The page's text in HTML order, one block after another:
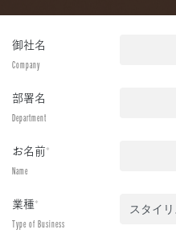
御社名
Company
部署名
Department
お名前*
Name
業種*
Type of Business